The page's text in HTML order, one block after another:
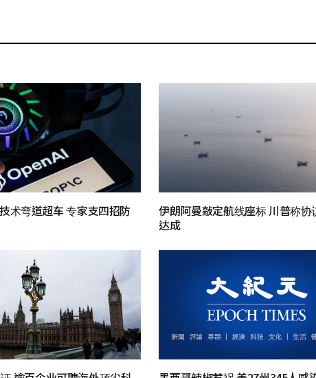
术弯道超车 专家支四招防
伊朗阿曼敲定航线座标 川普称协
达成